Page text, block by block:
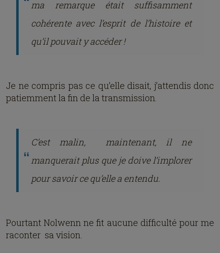
ma remarque était suffisamment
cohérente avec l’esprit de l’histoire et
qu’il pouvait y accéder !
Je ne compris pas ce qu’elle disait, j’attendis donc
patiemment la fin de la transmission.
C’est malin, maintenant, il ne
manquerait plus que je doive l’implorer
pour savoir ce qu’elle a entendu.
Pourtant Nolwenn ne fit aucune difficulté pour me
raconter sa vision.